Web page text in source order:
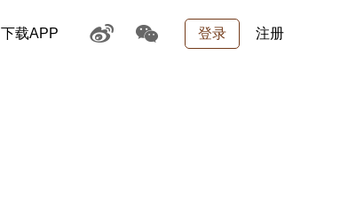
登录 注册
下载APP